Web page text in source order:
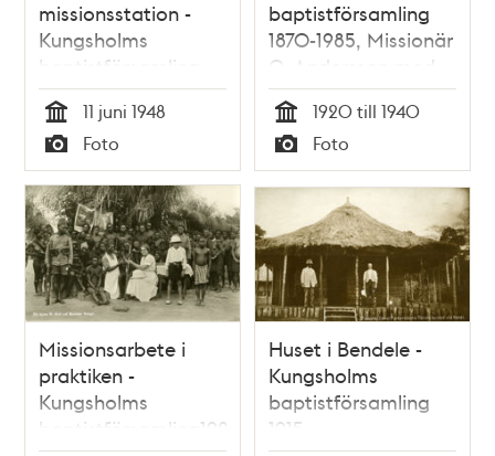
missionsstation -
Kungsholms
baptistförsamling
1948
Tid
11 juni 1948
Typ
Foto
baptistförsamling
1870-1985, Missionär
O. Andersson med
fru.
Tid
1920 till 1940
Typ
Foto
Missionsarbete i
praktiken -
Kungsholms
baptistförsamling1927
Huset i Bendele -
Kungsholms
baptistförsamling
1915